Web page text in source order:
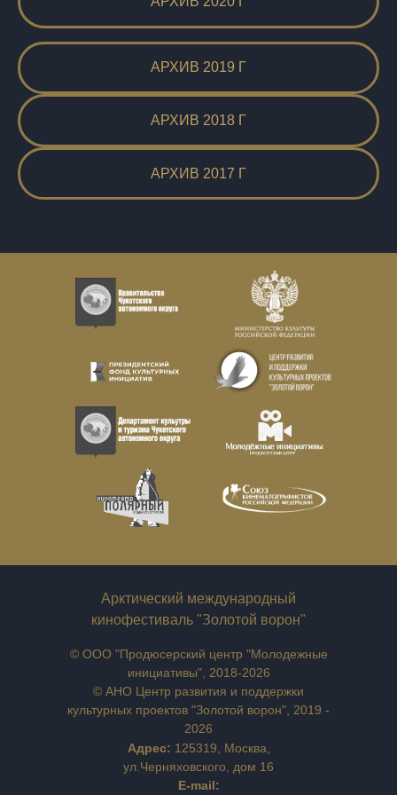
АРХИВ 2019 Г
АРХИВ 2018 Г
АРХИВ 2017 Г
Арктический международный
кинофестиваль "Золотой ворон"
Адрес: 125319, Москва,
ул.Черняховского, дом 16
E-mail:
© ООО "Продюсерский центр "Молодежные
инициативы", 2018-2026
© АНО Центр развития и поддержки
культурных проектов "Золотой ворон", 2019 -
2026